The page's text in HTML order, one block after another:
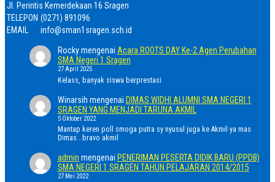
Jl. Perintis Kemerdekaan 16 Sragen
TELEPON (0271) 891096
EMAIL
info@sman1sragen.sch.id
Rockymengenai Acara ROOTS DAY Ke-2 Agen Perubahan
SMA Negeri 1 Sragen
27 April 2025
Kelass, banyak siswa berprestasi
Winarsih mengenai DIMAS WIDHI ALUMNI SMA NEGERI 1
SRAGEN YANG MENJADI TARUNA AKMIL
5 Oktober 2022
Mantap keren poll smoga putra sy nyusul juga ke Akmil ya mas
Dimas...bravo akmil
admin mengenai PENERIMAN PESERTA DIDIK BARU (PPDB)
SMA NEGERI 1 SRAGEN TAHUN PELAJARAN 2014/2015
27 Mei 2022